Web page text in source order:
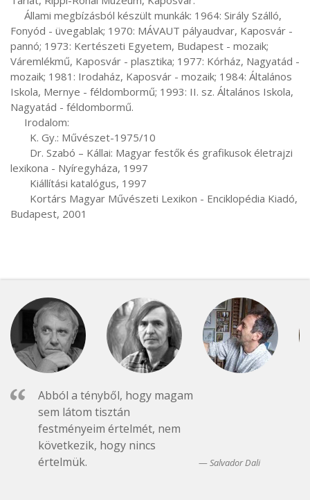
Fonyód - üvegablak; 1970: MÁVAUT pályaudvar, Kaposvár -
pannó; 1973: Kertészeti Egyetem, Budapest - mozaik;
Váremlékmű, Kaposvár - plasztika; 1977: Kórház, Nagyatád -
mozaik; 1981: Irodaház, Kaposvár - mozaik; 1984: Általános
Iskola, Mernye - féldombormű; 1993: II. sz. Általános Iskola,
Nagyatád - féldombormű.
lexikona - Nyíregyháza, 1997
Budapest, 2001
Abból a tényből, hogy magam
sem látom tisztán
festményeim értelmét, nem
következik, hogy nincs
értelmük.
Salvador Dali